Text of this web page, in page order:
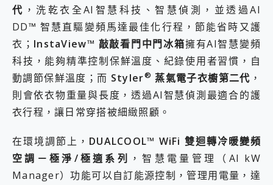
代 ，洗乾衣全AI智慧科技、智慧偵測，並透過AI
DD™ 智慧直驅變頻馬達最佳化行程，節能省時又護
衣； InstaView™ 敲敲看門中門冰箱擁有AI智慧變頻
科技，能夠精準控制保鮮溫度、紀錄使用者習慣，自
動調節保鮮溫度；而 Styler® 蒸氣電子衣櫥第二代 ，
則會依衣物重量與長度，透過AI智慧偵測最適合的護
衣行程，讓日常穿搭被細緻照顧。
在環境調節上， DUALCOOL™ WiFi 雙迴轉冷暖變頻
空調－極淨/極適系列 ，智慧電量管理（AI kW
Manager）功能可以自訂能源控制，管理用電量，達